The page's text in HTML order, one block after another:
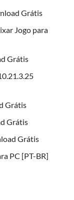
Grátis
Jogo para
Grátis
Grátis
Grátis
Grátis
PC [PT-BR]